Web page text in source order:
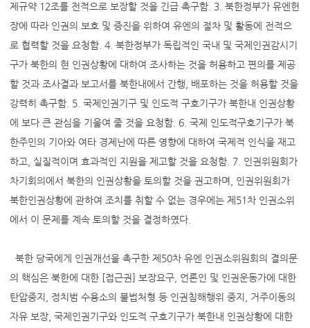
제규약 12조를 전적으로 보장할 것을 긴급 촉구함. 3. 북한정부가 유엔헌
장에 따라 인권의 보호 및 증진을 위하여 유엔의 절차 및 활동에 전적으
로 협력할 것을 요청함. 4. 북한정부가 독립적인 국내 및 국제인권감시기
구가 북한의 현 인권상황에 대하여 조사하는 것을 허용하고 편의를 제공
할 것과 조사결과 보고서를 북한내에서 간행, 배포하는 것을 허용할 것을
강력히 촉구함. 5. 국제인권기구 및 인도적 구호기구가 북한내 인권상황
에 보다 큰 관심을 기울여 줄 것을 요청함. 6. 국제 인도적구호기구가 북
한주민의 기아와 여타 경제난에 따른 영향에 대하여 국제적 인식을 재고
하고, 실질적이며 효과적인 지원을 제고할 것을 요청함. 7. 인권위원회가
차기회의에서 북한의 인권상황을 토의할 것을 권고하며, 인권위원회가
북한인권상황에 관하여 조치를 취할 수 없는 경우에는 제51차 인권소위
에서 이 문제를 계속 토의할 것을 결정하였다.
북한 당국에게 인권개선을 촉구한 제50차 유엔 인권소위원회의 결의문
의 핵심은 북한에 대한 [접근권] 보장요구, 언론인 및 인권운동가에 대한
탄압중지, 정치범 수용소의 불법처형 등 인권침해행위 중지, 거주이동의
자유 보장, 국제인권기구와 인도적 구호기구가 북한내 인권상황에 대한